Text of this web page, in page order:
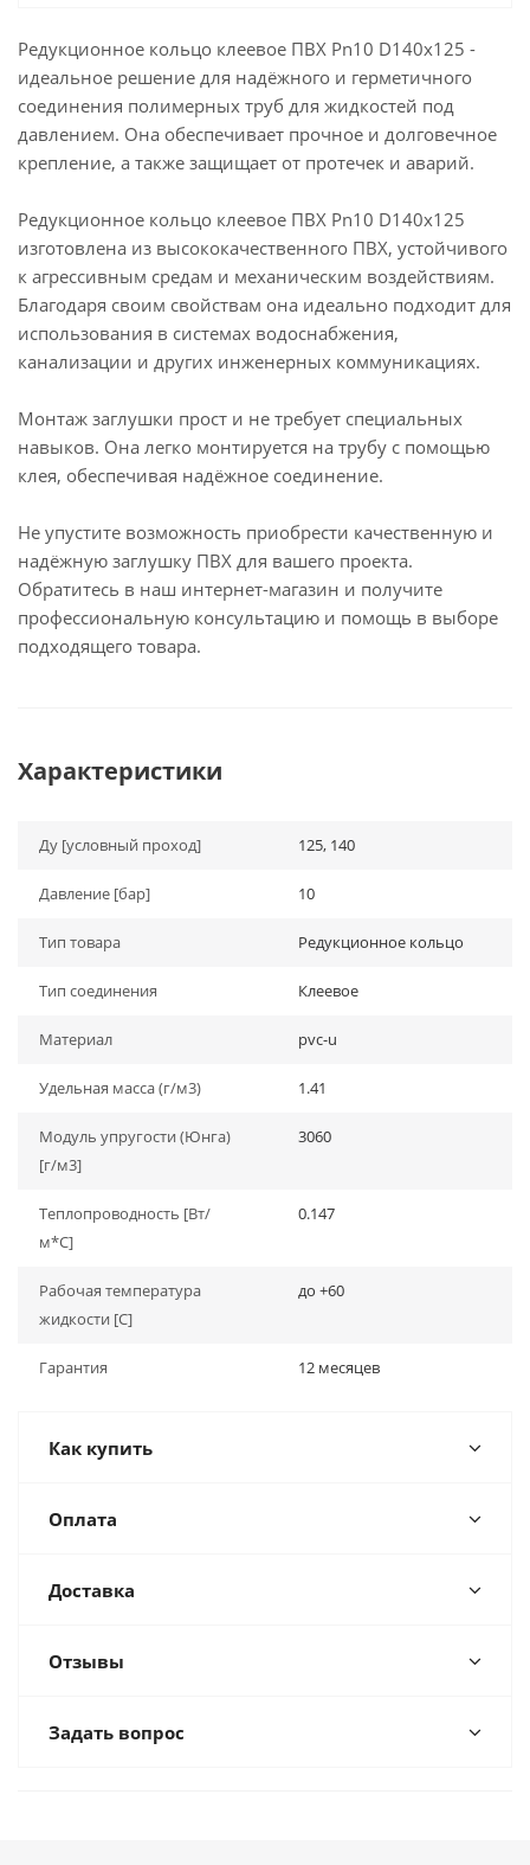
Редукционное кольцо клеевое ПВХ Pn10 D140х125 -
идеальное решение для надёжного и герметичного
соединения полимерных труб для жидкостей под
давлением. Она обеспечивает прочное и долговечное
крепление, а также защищает от протечек и аварий.
Редукционное кольцо клеевое ПВХ Pn10 D140х125
изготовлена из высококачественного ПВХ, устойчивого
к агрессивным средам и механическим воздействиям.
Благодаря своим свойствам она идеально подходит для
использования в системах водоснабжения,
канализации и других инженерных коммуникациях.
Монтаж заглушки прост и не требует специальных
навыков. Она легко монтируется на трубу с помощью
клея, обеспечивая надёжное соединение.
Не упустите возможность приобрести качественную и
надёжную заглушку ПВХ для вашего проекта.
Обратитесь в наш интернет-магазин и получите
профессиональную консультацию и помощь в выборе
подходящего товара.
Характеристики
Ду [условный проход] 125, 140
Давление [бар] 10
Тип товара Редукционное кольцо
Тип соединения Клеевое
Материал pvc-u
Удельная масса (г/м3) 1.41
Модуль упругости (Юнга)
[г/м3]
3060
Теплопроводность [Вт/
м*С]
0.147
Рабочая температура
жидкости [С]
до +60
Гарантия 12 месяцев
Как купить
Оплата
Доставка
Отзывы
Задать вопрос